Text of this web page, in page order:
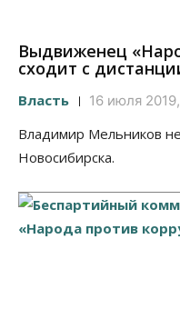
Выдвиженец
сходит с
Власть 16 июля
Владимир Мельников
Новосибирска.